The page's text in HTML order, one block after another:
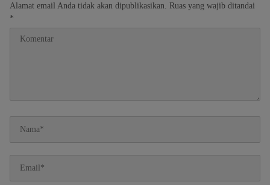
Alamat email Anda tidak akan dipublikasikan.
Ruas yang wajib ditandai
*